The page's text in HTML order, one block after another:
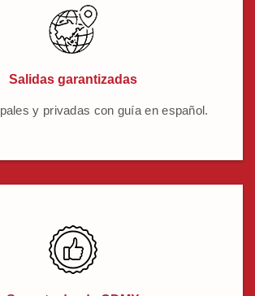
Salidas garantizadas
y privadas con guía en español.